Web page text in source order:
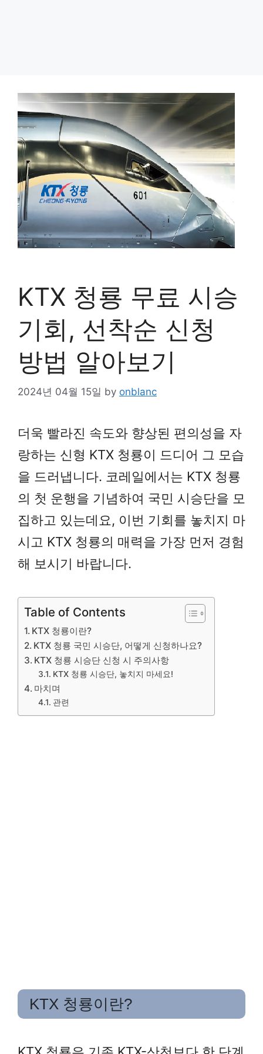
KTX 청룡 무료 시승
기회, 선착순 신청
방법 알아보기
2024년 04월 15일 by onblanc
더욱 빨라진 속도와 향상된 편의성을 자
랑하는 신형 KTX 청룡이 드디어 그 모습
을 드러냅니다. 코레일에서는 KTX 청룡
의 첫 운행을 기념하여 국민 시승단을 모
집하고 있는데요, 이번 기회를 놓치지 마
시고 KTX 청룡의 매력을 가장 먼저 경험
해 보시기 바랍니다.
Table of Contents
KTX 청룡이란?
KTX 청룡 국민 시승단, 어떻게 신청하나요?
KTX 청룡 시승단 신청 시 주의사항
KTX 청룡 시승단, 놓치지 마세요!
마치며
관련
KTX 청룡이란?